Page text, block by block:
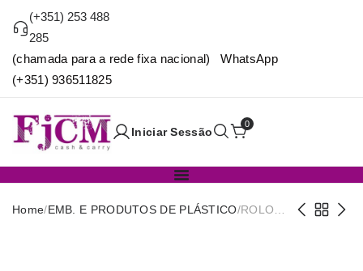
(+351) 253 488
285
(chamada para a rede fixa nacional) WhatsApp
(+351) 936511825
Iniciar Sessão
0
Home/EMB. E PRODUTOS DE PLÁSTICO/ROLO